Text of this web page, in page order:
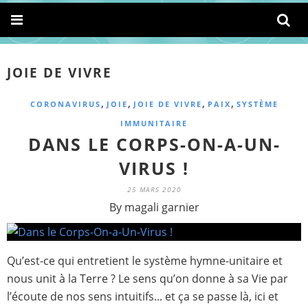
JOIE DE VIVRE
CORONAVIRUS,JOIE,JOIE DE VIVRE, PAIX, SYSTÈME
IMMUNITAIRE
DANS LE CORPS-ON-A-UN-
VIRUS !
25 MARS 2020
By magali garnier
Qu’est-ce qui entretient le système hymne-unitaire et
nous unit à la Terre ? Le sens qu’on donne à sa Vie par
l’écoute de nos sens intuitifs... et ça se passe là, ici et